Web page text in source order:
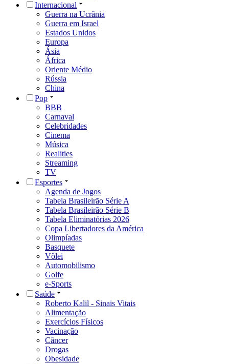
Internacional
Guerra na Ucrânia
Guerra em Israel
Estados Unidos
Europa
Ásia
África
Oriente Médio
Rússia
China
Pop
BBB
Carnaval
Celebridades
Cinema
Música
Realities
Streaming
TV
Esportes
Agenda de Jogos
Tabela Brasileirão Série A
Tabela Brasileirão Série B
Tabela Eliminatórias 2026
Copa Libertadores da América
Olimpíadas
Basquete
Vôlei
Automobilismo
Golfe
e-Sports
Saúde
Roberto Kalil - Sinais Vitais
Alimentação
Exercícios Físicos
Vacinação
Câncer
Drogas
Obesidade